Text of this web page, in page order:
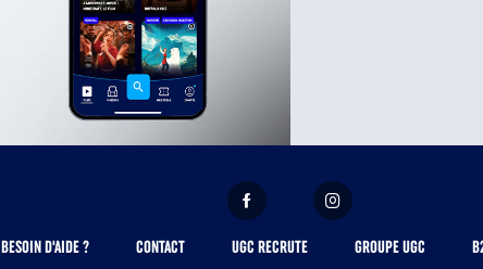
FACEBOOK INSTAGRAM
BESOIN D'AIDE ? CONTACT UGC RECRUTE GROUPE UGC